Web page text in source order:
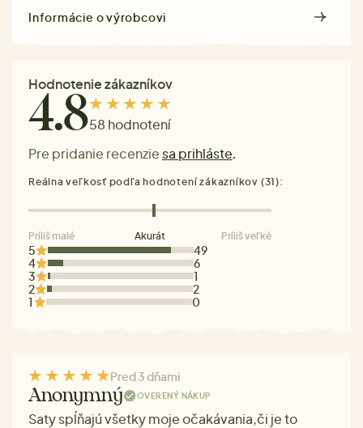
Informácie o výrobcovi
Hodnotenie zákazníkov
4.858 hodnotení
Pre pridanie recenzie sa prihláste.
5
49
4
6
3
1
2
2
1
0
Reálna veľkosť podľa hodnotení zákazníkov (31):
Príliš malé Akurát Príliš veľké
Pred 3 dňami
Anonymný OVERENÝ NÁKUP
Saty spĺňajú všetky moje očakávania,či je to